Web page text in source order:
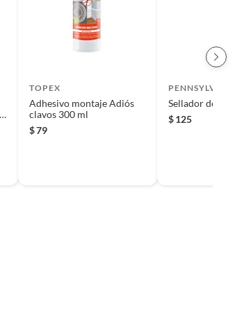
TOPEX
Adhesivo montaje Adiós
clavos 300 ml
$79
Sellador de
$125